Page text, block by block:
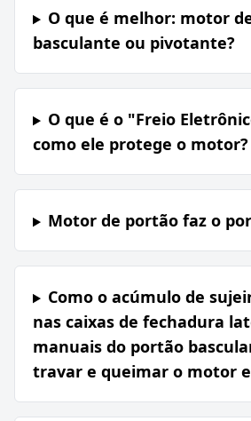
O que é melhor: motor
basculante ou pivotante?
O que é o "Freio
como ele protege o motor?
Motor de portão faz o
Como o acúmulo de
nas caixas de fechadura
manuais do portão
travar e queimar o motor